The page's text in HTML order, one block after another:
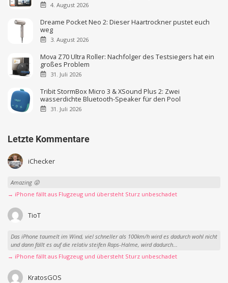
4. August 2026
Dreame Pocket Neo 2: Dieser Haartrockner pustet euch
weg
3. August 2026
Mova Z70 Ultra Roller: Nachfolger des Testsiegers hat ein
großes Problem
31. Juli 2026
Tribit StormBox Micro 3 & XSound Plus 2: Zwei
wasserdichte Bluetooth-Speaker für den Pool
31. Juli 2026
Letzte Kommentare
iChecker
Amazing 😜
→ iPhone fällt aus Flugzeug und übersteht Sturz unbeschadet
TioT
Das iPhone taumelt im Wind, viel schneller als 100km/h wird es dadurch wohl nicht
und dann fällt es auf die relativ steifen Raps-Halme, wird dadurch...
→ iPhone fällt aus Flugzeug und übersteht Sturz unbeschadet
KratosGOS